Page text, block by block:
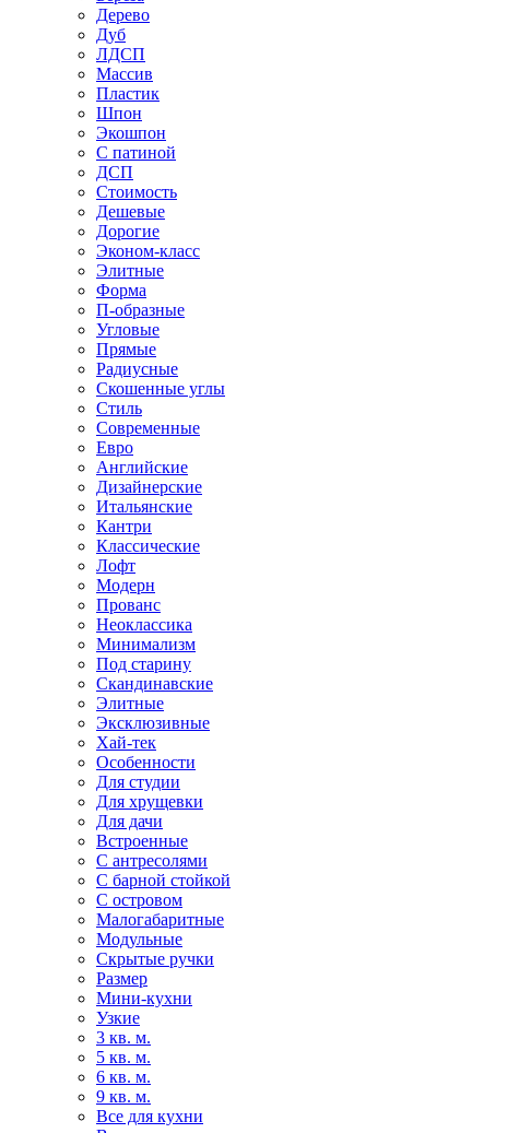
Дерево
Дуб
ЛДСП
Массив
Пластик
Шпон
Экошпон
С патиной
ДСП
Стоимость
Дешевые
Дорогие
Эконом-класс
Элитные
Форма
П-образные
Угловые
Прямые
Радиусные
Скошенные углы
Стиль
Современные
Евро
Английские
Дизайнерские
Итальянские
Кантри
Классические
Лофт
Модерн
Прованс
Неоклассика
Минимализм
Под старину
Скандинавские
Элитные
Эксклюзивные
Хай-тек
Особенности
Для студии
Для хрущевки
Для дачи
Встроенные
С антресолями
С барной стойкой
С островом
Малогабаритные
Модульные
Скрытые ручки
Размер
Мини-кухни
Узкие
3 кв. м.
5 кв. м.
6 кв. м.
9 кв. м.
Все для кухни